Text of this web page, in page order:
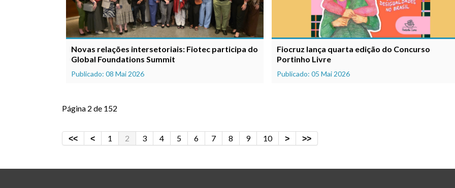
Novas relações intersetoriais: Fiotec participa do
Global Foundations Summit
Publicado: 08 Mai 2026
Fiocruz lança quarta edição do Concurso
Portinho Livre
Publicado: 05 Mai 2026
Página 2 de 152
1 2 3 4 5 6 7 8 9 10